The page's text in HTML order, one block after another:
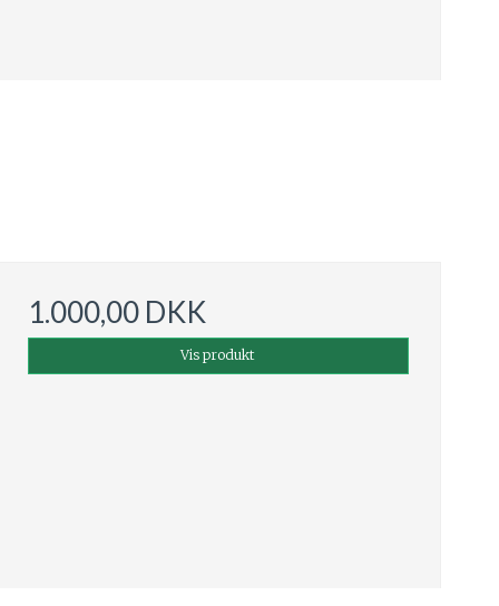
1.000,00 DKK
Vis produkt